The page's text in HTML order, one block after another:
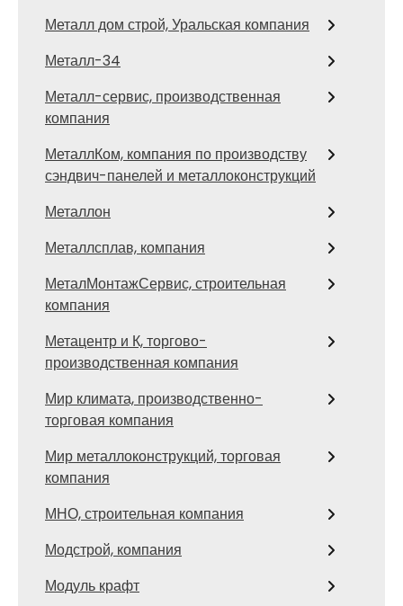
Металл дом строй, Уральская компания
Металл-34
Металл-сервис, производственная
компания
МеталлКом, компания по производству
сэндвич-панелей и металлоконструкций
Металлон
Металлсплав, компания
МеталМонтажСервис, строительная
компания
Метацентр и К, торгово-
производственная компания
Мир климата, производственно-
торговая компания
Мир металлоконструкций, торговая
компания
МНО, строительная компания
Модстрой, компания
Модуль крафт